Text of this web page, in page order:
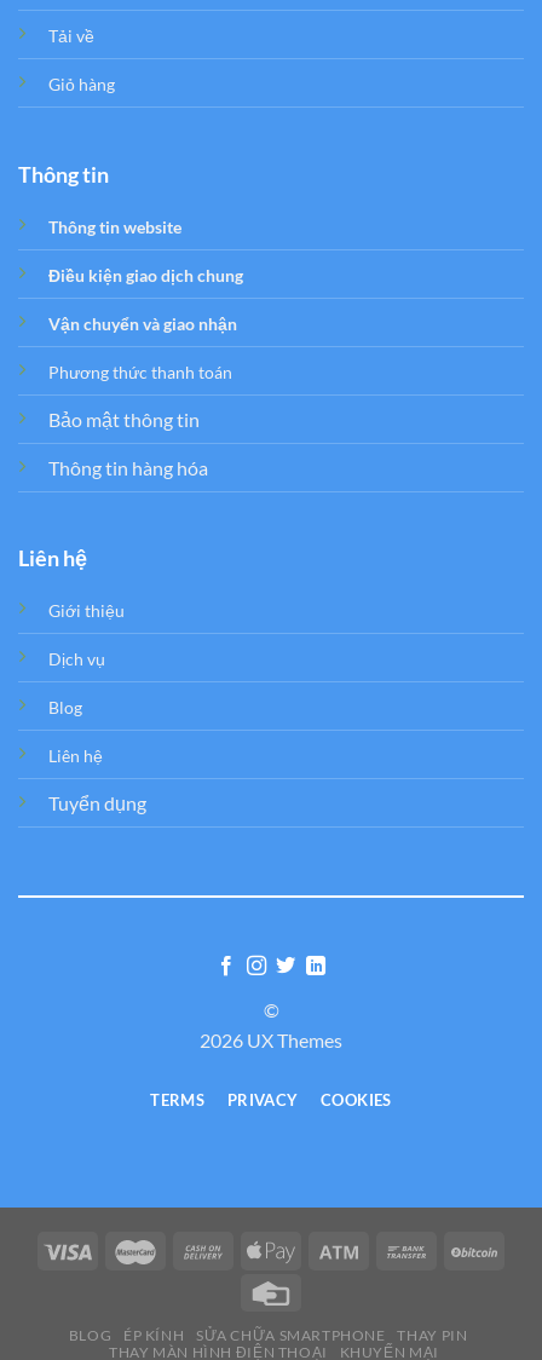
Tải về
Giỏ hàng
Thông tin
Thông tin website
Điều kiện giao dịch chung
Vận chuyển và giao nhận
Phương thức thanh toán
Bảo mật thông tin
Thông tin hàng hóa
Liên hệ
Giới thiệu
Dịch vụ
Blog
Liên hệ
Tuyển dụng
©
2026 UX Themes
TERMS PRIVACY COOKIES
BLOG ÉP KÍNH SỬA CHỮA SMARTPHONE
THAY PIN
THAY MÀN HÌNH ĐIỆN THOẠI
KHUYẾN MẠI